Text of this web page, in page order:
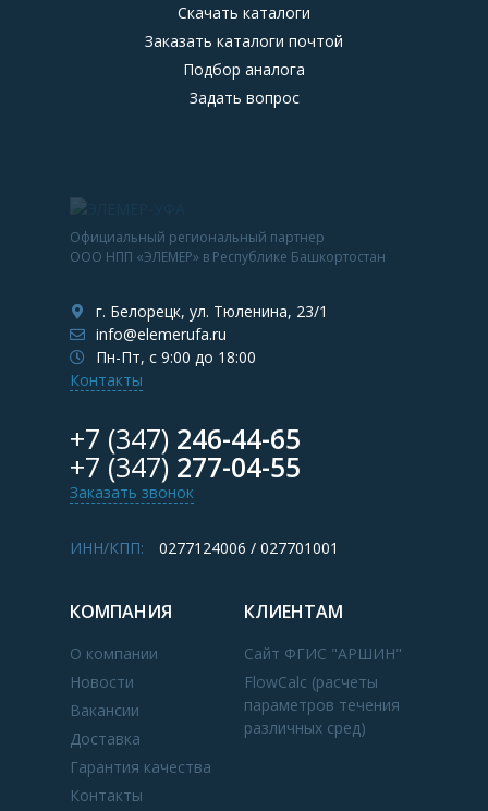
Скачать каталоги
Заказать каталоги почтой
Подбор аналога
Задать вопрос
Официальный региональный партнер
ООО НПП «ЭЛЕМЕР» в Республике Башкортостан
г. Белорецк, ул. Тюленина, 23/1
info@elemerufa.ru
Пн-Пт, с 9:00 до 18:00
Контакты
+7 (347) 246-44-65
+7 (347) 277-04-55
Заказать звонок
ИНН/КПП: 0277124006 / 027701001
КОМПАНИЯ
О компании
Новости
Вакансии
Доставка
Гарантия качества
Контакты
КЛИЕНТАМ
Сайт ФГИС "АРШИН"
FlowCalc (расчеты
параметров течения
различных сред)